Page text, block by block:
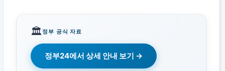
🏛️정부 공식 자료
정부24에서 상세 안내 보기 →